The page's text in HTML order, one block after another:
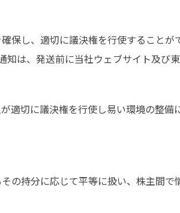
し、適切に議決権を行使することが
は、発送前に当社ウェブサイト及び
適切に議決権を行使し易い環境の整備
持分に応じて平等に扱い、株主間で